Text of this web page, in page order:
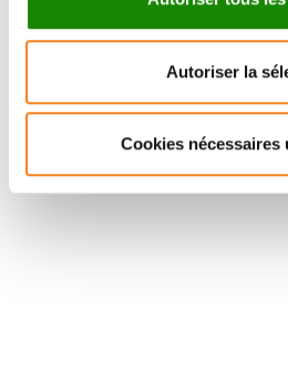
Autoriser la
Cookies nécessaires
PASCAL
CNRS